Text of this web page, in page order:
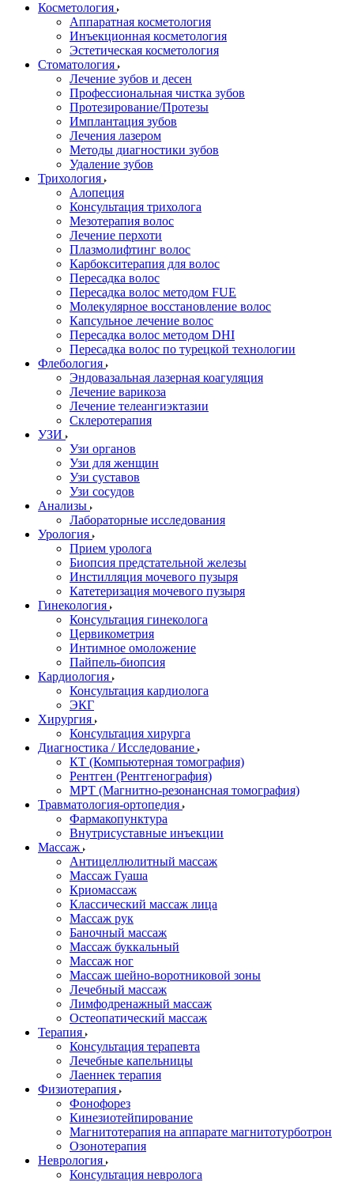
Косметология
Аппаратная косметология
Инъекционная косметология
Эстетическая косметология
Стоматология
Лечение зубов и десен
Профессиональная чистка зубов
Протезирование/Протезы
Имплантация зубов
Лечения лазером
Методы диагностики зубов
Удаление зубов
Трихология
Алопеция
Консультация трихолога
Мезотерапия волос
Лечение перхоти
Плазмолифтинг волос
Карбокситерапия для волос
Пересадка волос
Пересадка волос методом FUE
Молекулярное восстановление волос
Капсульное лечение волос
Пересадка волос методом DHI
Пересадка волос по турецкой технологии
Флебология
Эндовазальная лазерная коагуляция
Лечение варикоза
Лечение телеангиэктазии
Склеротерапия
УЗИ
Узи органов
Узи для женщин
Узи cуставов
Узи сосудов
Анализы
Лабораторные исследования
Урология
Прием уролога
Биопсия предстательной железы
Инстилляция мочевого пузыря
Катетеризация мочевого пузыря
Гинекология
Консультация гинеколога
Цервикометрия
Интимное омоложение
Пайпель-биопсия
Кардиология
Консультация кардиолога
ЭКГ
Хирургия
Консультация хирурга
Диагностика / Исследование
КТ (Компьютерная томография)
Рентген (Рентгенография)
МРТ (Магнитно-резонансная томография)
Травматология-ортопедия
Фармакопунктура
Внутрисуставные инъекции
Массаж
Антицеллюлитный массаж
Массаж Гуаша
Криомассаж
Классический массаж лица
Массаж рук
Баночный массаж
Массаж буккальный
Массаж ног
Массаж шейно-воротниковой зоны
Лечебный массаж
Лимфодренажный массаж
Остеопатический массаж
Терапия
Консультация терапевта
Лечебные капельницы
Лаеннек терапия
Физиотерапия
Фонофорез
Кинезиотейпирование
Магнитотерапия на аппарате магнитотурботрон
Озонотерапия
Неврология
Консультация невролога